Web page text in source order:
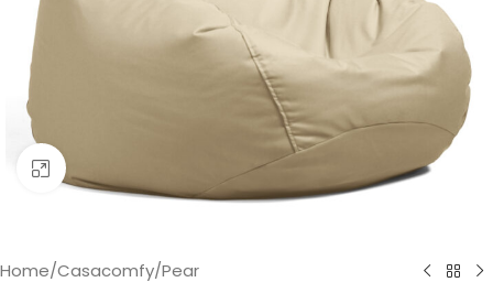
Klik om te vergroten
Home/Casacomfy/Pear